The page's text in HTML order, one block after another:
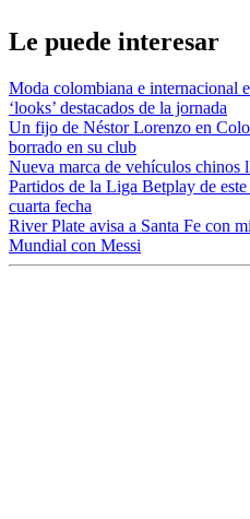
Le puede interesar
Moda colombiana e internacional
‘looks’ destacados de la jornada
Un fijo de Néstor Lorenzo en
borrado en su club
Nueva marca de vehículos chinos
Partidos de la Liga Betplay de
cuarta fecha
River Plate avisa a Santa Fe con
Mundial con Messi